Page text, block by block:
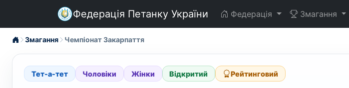
Федерація Петанку України Федерація Змагання
Змагання Чемпіонат Закарпаття
Тет-а-тет Чоловіки Жінки Відкритий Рейтинговий